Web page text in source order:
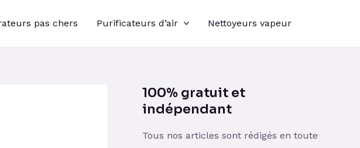
pas chers Purificateurs d’air Nettoyeurs vapeur
100% gratuit et
indépendant
Tous nos articles sont rédigés en toute